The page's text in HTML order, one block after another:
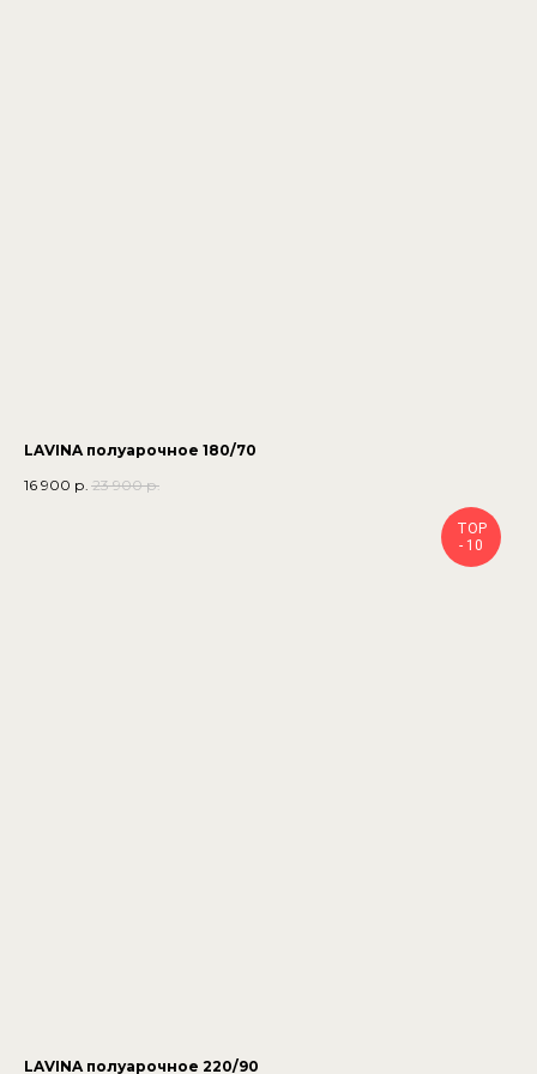
LAVINA полуарочное 180/70
16 900 р. 23 900 р.
TOP
- 10
LAVINA полуарочное 220/90